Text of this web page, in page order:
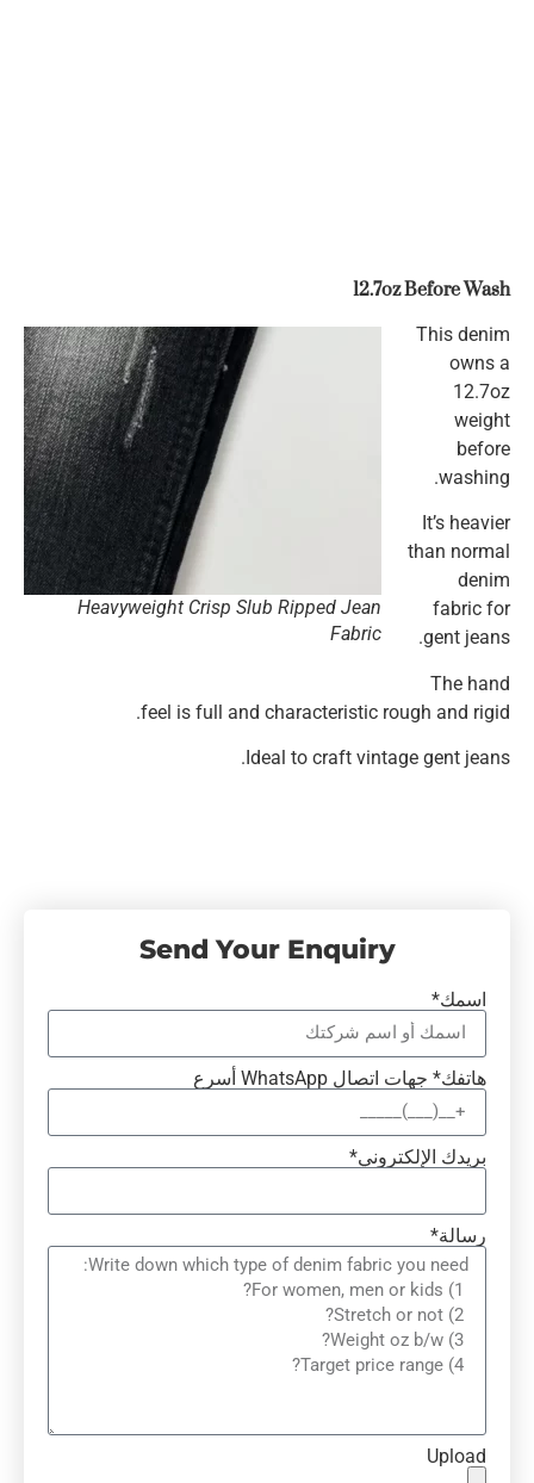
12.7oz Before Wash
Heavyweight Crisp Slub Ripped Jean
Fabric
This denim
owns a
12.7oz
weight
before
washing.
It’s heavier
than normal
denim
fabric for
gent jeans.
The hand
feel is full and characteristic rough and rigid.
Ideal to craft vintage gent jeans.
Send Your Enquiry
اسمك*
هاتفك* جهات اتصال WhatsApp أسرع
بريدك الإلكتروني*
رسالة*
Upload